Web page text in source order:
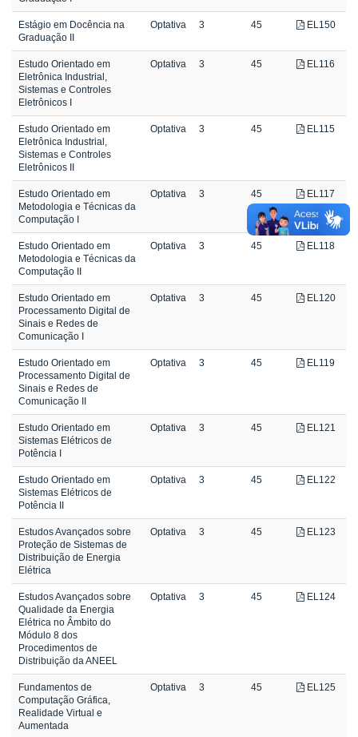
Estágio em Docência na
Graduação II
Optativa 3 45 EL150
Estudo Orientado em
Eletrônica Industrial,
Sistemas e Controles
Eletrônicos I
Optativa 3 45 EL116
Estudo Orientado em
Eletrônica Industrial,
Sistemas e Controles
Eletrônicos II
Optativa 3 45 EL115
Estudo Orientado em
Metodologia e Técnicas da
Computação I
Optativa 3 45 EL117
Estudo Orientado em
Metodologia e Técnicas da
Computação II
Optativa 3 45 EL118
Estudo Orientado em
Processamento Digital de
Sinais e Redes de
Comunicação I
Optativa 3 45 EL120
Estudo Orientado em
Processamento Digital de
Sinais e Redes de
Comunicação II
Optativa 3 45 EL119
Estudo Orientado em
Sistemas Elétricos de
Potência I
Optativa 3 45 EL121
Estudo Orientado em
Sistemas Elétricos de
Potência II
Optativa 3 45 EL122
Estudos Avançados sobre
Proteção de Sistemas de
Distribuição de Energia
Elétrica
Optativa 3 45 EL123
Estudos Avançados sobre
Qualidade da Energia
Elétrica no Âmbito do
Módulo 8 dos
Procedimentos de
Distribuição da ANEEL
Optativa 3 45 EL124
Fundamentos de
Computação Gráfica,
Realidade Virtual e
Aumentada
Optativa 3 45 EL125